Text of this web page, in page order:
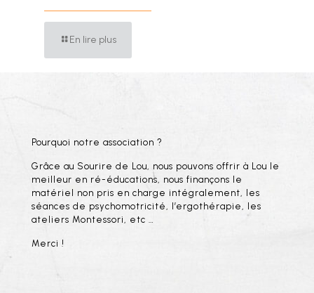
En lire plus
Pourquoi notre association ?
Grâce au Sourire de Lou, nous pouvons offrir à Lou le
meilleur en ré-éducations, nous finançons le
matériel non pris en charge intégralement, les
séances de psychomotricité, l’ergothérapie, les
ateliers Montessori, etc …
Merci !